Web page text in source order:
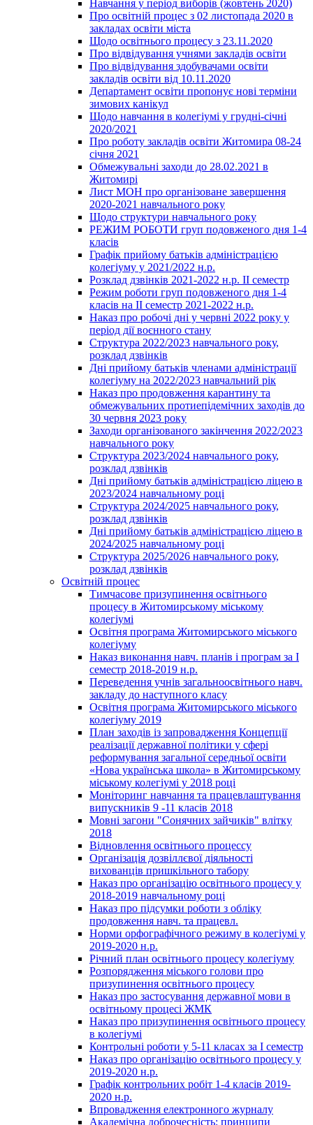
Навчання у період виборів (жовтень 2020)
Про освітній процес з 02 листопада 2020 в
закладах освіти міста
Щодо освітнього процесу з 23.11.2020
Про відвідування учнями закладів освіти
Про відвідування здобувачами освіти
закладів освіти від 10.11.2020
Департамент освіти пропонує нові терміни
зимових канікул
Щодо навчання в колегіумі у грудні-січні
2020/2021
Про роботу закладів освіти Житомира 08-24
січня 2021
Обмежувальні заходи до 28.02.2021 в
Житомирі
Лист МОН про організоване завершення
2020-2021 навчального року
Щодо структури навчального року
РЕЖИМ РОБОТИ груп подовженого дня 1-4
класів
Графік прийому батьків адміністрацією
колегіуму у 2021/2022 н.р.
Розклад дзвінків 2021-2022 н.р. ІІ семестр
Режим роботи груп подовженого дня 1-4
класів на ІІ семестр 2021-2022 н.р.
Наказ про робочі дні у червні 2022 року у
період дії воєнного стану
Структура 2022/2023 навчального року,
розклад дзвінків
Дні прийому батьків членами адміністрації
колегіуму на 2022/2023 навчальний рік
Наказ про продовження карантину та
обмежувальних протиепідемічних заходів до
30 червня 2023 року
Заходи організованого закінчення 2022/2023
навчального року
Структура 2023/2024 навчального року,
розклад дзвінків
Дні прийому батьків адміністрацією ліцею в
2023/2024 навчальному році
Структура 2024/2025 навчального року,
розклад дзвінків
Дні прийому батьків адміністрацією ліцею в
2024/2025 навчальному році
Структура 2025/2026 навчального року,
розклад дзвінків
Освітній процес
Тимчасове призупинення освітнього
процесу в Житомирському міському
колегіумі
Освітня програма Житомирського міського
колегіуму
Наказ виконання навч. планів і програм за І
семестр 2018-2019 н.р.
Переведення учнів загальноосвітнього навч.
закладу до наступного класу
Освітня програма Житомирського міського
колегіуму 2019
План заходів із запровадження Концепції
реалізації державної політики у сфері
реформування загальної середньої освіти
«Нова українська школа» в Житомирському
міському колегіумі у 2018 році
Моніторинг навчання та працевлаштування
випускників 9 -11 класів 2018
Мовні загони "Сонячних зайчиків" влітку
2018
Відновлення освітнього процессу
Організація дозвіллєвої діяльності
вихованців пришкільного табору
Наказ про організацію освітнього процесу у
2018-2019 навчальному році
Наказ про підсумки роботи з обліку
продовження навч. та працевл.
Норми орфографічного режиму в колегіумі у
2019-2020 н.р.
Річний план освітнього процесу колегіуму
Розпорядження міського голови про
призупинення освітнього процесу
Наказ про застосування державної мови в
освітньому процесі ЖМК
Наказ про призупинення освітнього процесу
в колегіумі
Контрольні роботи у 5-11 класах за І семестр
Наказ про організацію освітнього процесу у
2019-2020 н.р.
Графік контрольних робіт 1-4 класів 2019-
2020 н.р.
Впровадження електронного журналу
Академічна доброчесність: принципи